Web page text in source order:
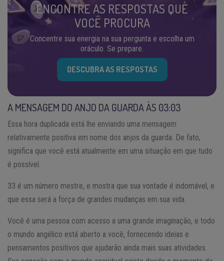
ENCONTRE AS RESPOSTAS QUE
VOCÊ PROCURA
Concentre sua energia na sua pergunta e escolha um
oráculo. Se prepare.
DESCUBRA AS RESPOSTAS
A MENSAGEM DO ANJO DA GUARDA ÀS 03:03
Essa hora duplicada está lhe enviando uma mensagem
relativamente positiva em nome dos anjos da guarda. De fato,
significa que você está atualmente em uma situação em que tudo
é possível.
33 é um número mestre, e mostra que sua vontade é indomável, e
que essa será a força de grandes mudanças em sua vida.
Você é uma pessoa com acesso a uma grande imaginação, e todo
o mundo angélico está aberto a você, fornecendo ideias e
pensamentos positivos que ajudarão ainda mais suas atividades.